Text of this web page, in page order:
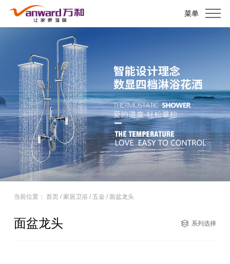
菜单
当前位置： 首页/ 家居卫浴 / 五金 / 面盆龙头
面盆龙头 系列选择